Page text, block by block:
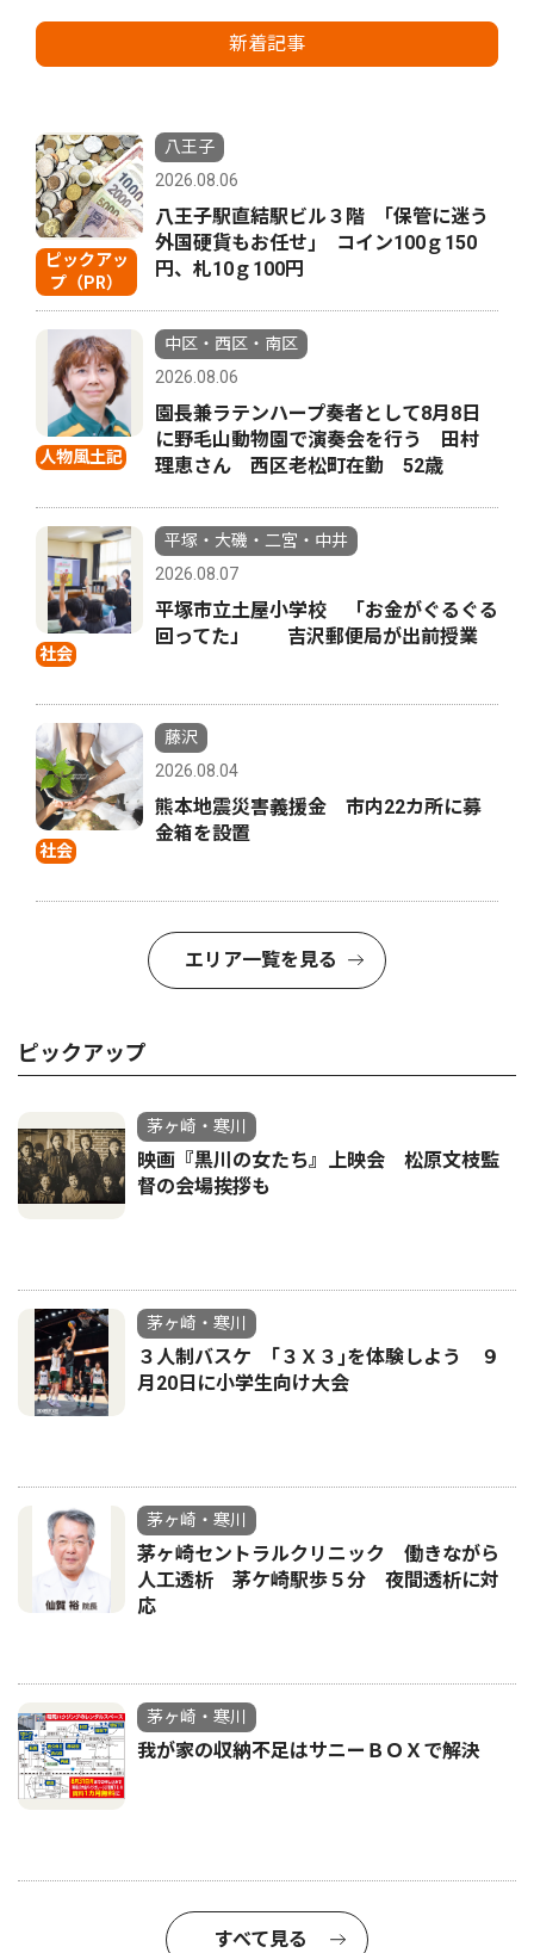
新着記事
ピックアッ
プ（PR）
八王子
2026.08.06
八王子駅直結駅ビル３階 ｢保管に迷う
外国硬貨もお任せ｣ コイン100ｇ150
円、札10ｇ100円
人物風土記
中区・西区・南区
2026.08.06
園長兼ラテンハープ奏者として8月8日
に野毛山動物園で演奏会を行う 田村
理恵さん 西区老松町在勤 52歳
社会
平塚・大磯・二宮・中井
2026.08.07
平塚市立土屋小学校 「お金がぐるぐる
回ってた」 吉沢郵便局が出前授業
社会
藤沢
2026.08.04
熊本地震災害義援金 市内22カ所に募
金箱を設置
エリア一覧を見る
ピックアップ
茅ヶ崎・寒川
映画『黒川の女たち』上映会 松原文枝監
督の会場挨拶も
茅ヶ崎・寒川
３人制バスケ ｢３Ｘ３｣を体験しよう ９
月20日に小学生向け大会
茅ヶ崎・寒川
茅ヶ崎セントラルクリニック 働きながら
人工透析 茅ケ崎駅歩５分 夜間透析に対
応
茅ヶ崎・寒川
我が家の収納不足はサニーＢＯＸで解決
すべて見る